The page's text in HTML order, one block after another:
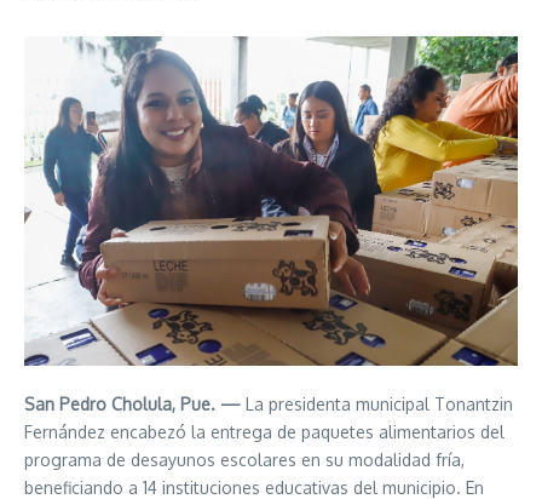
San Pedro Cholula, Pue. — La presidenta municipal Tonantzin
Fernández encabezó la entrega de paquetes alimentarios del
programa de desayunos escolares en su modalidad fría,
beneficiando a 14 instituciones educativas del municipio. En